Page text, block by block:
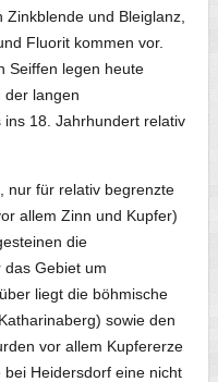
und Bleiglanz,
Fluorit kommen vor.
Seiffen legen heute
der langen
18. Jahrhundert relativ
nur für relativ begrenzte
allem Zinn und Kupfer)
die
das Gebiet um
liegt die böhmische
sowie den
vor allem Kupfererze
Heidersdorf eine nicht